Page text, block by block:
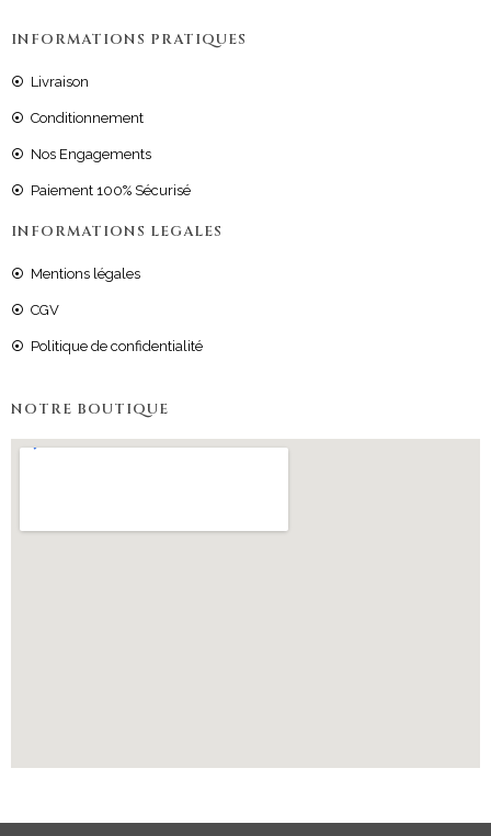
INFORMATIONS PRATIQUES
Livraison
Conditionnement
Nos Engagements
Paiement 100% Sécurisé
INFORMATIONS LEGALES
Mentions légales
CGV
Politique de confidentialité
NOTRE BOUTIQUE